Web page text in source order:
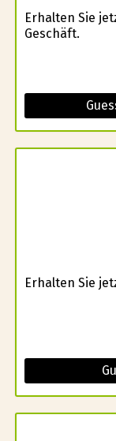
Erhalten Sie
Geschäft.
Erhalten Sie